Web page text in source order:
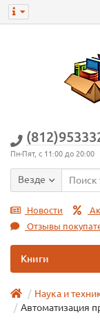
Пн-Пят, с 11:00 до 20:00
Везде
Новости
Отзывы
Книги
Наука и
Автоматизация